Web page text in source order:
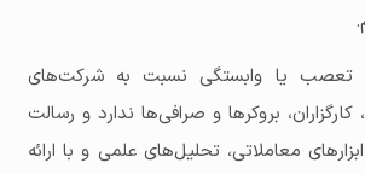
تعصب یا وابستگی نسبت به شركت‌های
بروکرها و صرافی‌ها ندارد و رسالت
معاملاتی، تحليل‌های علمی و با ارائه